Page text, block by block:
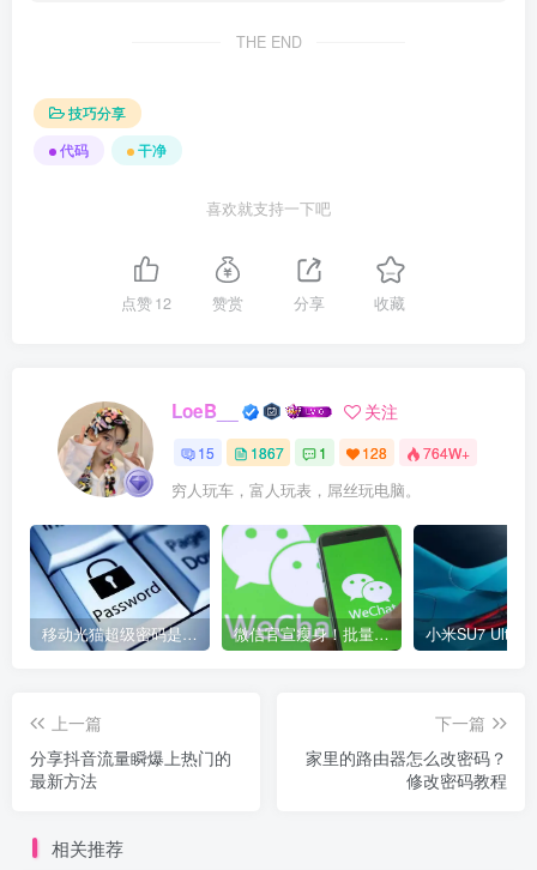
THE END
技巧分享
代码
干净
喜欢就支持一下吧
点赞12 赞赏 分享 收藏
LoeB__ 关注
15 1867 1 128 764W+
穷人玩车，富人玩表，屌丝玩电脑。
移动光猫超级密码是多少？移动光猫超级管理员后台账号与密码 微信官宣瘦身！批量清理原图新功能来了 安卓、iOS均可使用
上一篇
分享抖音流量瞬爆上热门的
最新方法
下一篇
家里的路由器怎么改密码？
修改密码教程
相关推荐